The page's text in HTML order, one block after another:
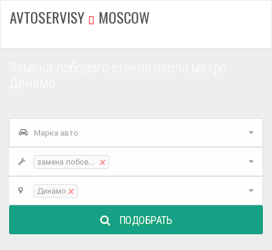
AVTOSERVISY MOSCOW
Марка авто
замена лобового стекла
×
Динамо ×
ПОДОБРАТЬ